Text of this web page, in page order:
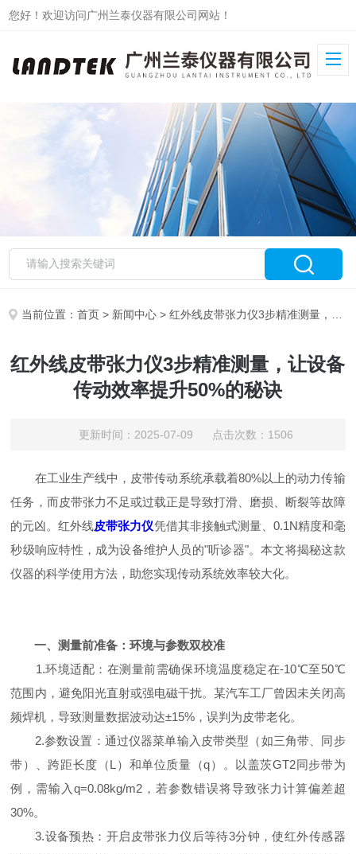
您好！欢迎访问广州兰泰仪器有限公司网站！
当前位置：首页 > 新闻中心 > 红外线皮带张力仪3步精准测量，让设备传动效率提升50%的秘诀
红外线皮带张力仪3步精准测量，让设备
传动效率提升50%的秘诀
更新时间：2025-07-09 点击次数：1506
在工业生产线中，皮带传动系统承载着80%以上的动力传输
任务，而皮带张力不足或过载正是导致打滑、磨损、断裂等故障
的元凶。红外线皮带张力仪凭借其非接触式测量、0.1N精度和毫
秒级响应特性，成为设备维护人员的"听诊器"。本文将揭秘这款
仪器的科学使用方法，助您实现传动系统效率较大化。
一、测量前准备：环境与参数双校准
1.环境适配：在测量前需确保环境温度稳定在-10℃至50℃
范围内，避免阳光直射或强电磁干扰。某汽车工厂曾因未关闭高
频焊机，导致测量数据波动达±15%，误判为皮带老化。
2.参数设置：通过仪器菜单输入皮带类型（如三角带、同步
带）、跨距长度（L）和单位质量（q）。以盖茨GT2同步带为
例，需输入q=0.08kg/m2，若参数错误将导致张力计算偏差超
30%。
3.设备预热：开启皮带张力仪后等待3分钟，使红外传感器